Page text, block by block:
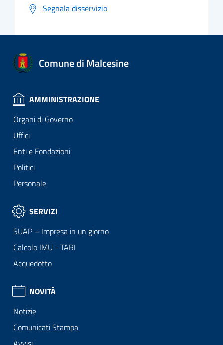
Segnala disservizio
Comune di Malcesine
AMMINISTRAZIONE
Organi di Governo
Uffici
Enti e Fondazioni
Politici
Personale
SERVIZI
SUAP – Impresa in un giorno
Calcolo IMU - TARI
Acquedotto
NOVITÀ
Notizie
Comunicati Stampa